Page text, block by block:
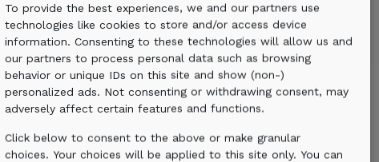
To provide the best experiences, we and our partners use
technologies like cookies to store and/or access device
information. Consenting to these technologies will allow us and
our partners to process personal data such as browsing
behavior or unique IDs on this site and show (non-)
personalized ads. Not consenting or withdrawing consent, may
adversely affect certain features and functions.
Click below to consent to the above or make granular
choices. Your choices will be applied to this site only. You can